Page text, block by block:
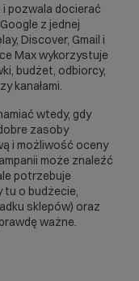
pozwala docierać
z jednej
Discover, Gmail i
Max wykorzystuje
budżet, odbiorcy,
kanałami.
wtedy, gdy
zasoby
i możliwość oceny
może znaleźć
potrzebuje
tu o budżecie,
sklepów) oraz
ważne.